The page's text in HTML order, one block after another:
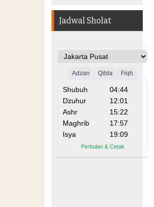
Jadwal Sholat